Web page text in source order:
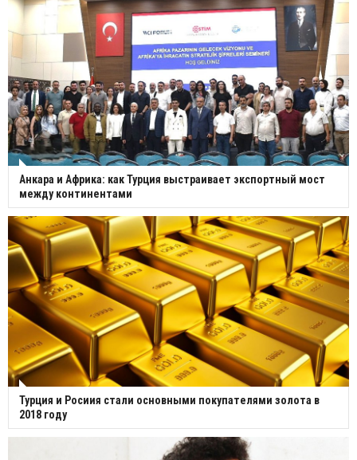
Анкара и Африка: как Турция выстраивает экспортный мост
между континентами
Турция и Росиия стали основными покупателями золота в
2018 году